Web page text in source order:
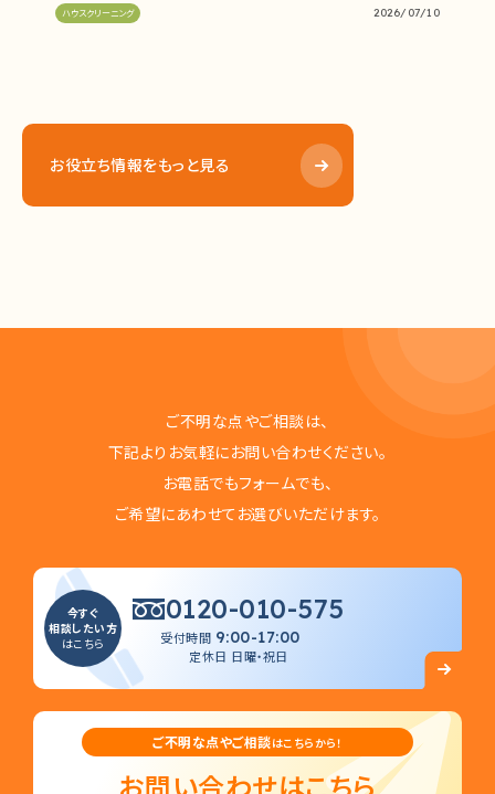
ハウスクリーニング 2026/07/10
お役立ち情報をもっと見る
ご不明な点やご相談は、
下記よりお気軽にお問い合わせください。
お電話でもフォームでも、
ご希望にあわせてお選びいただけます。
今すぐ
相談したい方
はこちら
0120-010-575
受付時間 9:00-17:00
定休日 日曜・祝日
ご不明な点やご相談はこちらから！
お問い合わせはこちら